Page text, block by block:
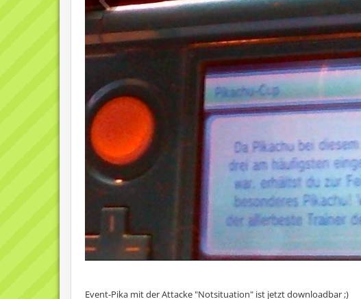
Event-Pika mit der Attacke "Notsituation" ist jetzt downloadbar ;)